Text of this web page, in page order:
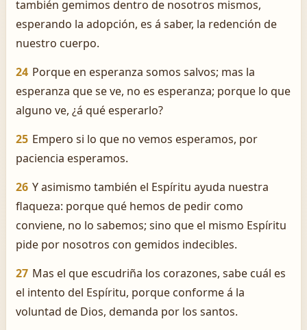
también gemimos dentro de nosotros mismos,
esperando la adopción, es á saber, la redención de
nuestro cuerpo.
24 Porque en esperanza somos salvos; mas la
esperanza que se ve, no es esperanza; porque lo que
alguno ve, ¿á qué esperarlo?
25 Empero si lo que no vemos esperamos, por
paciencia esperamos.
26 Y asimismo también el Espíritu ayuda nuestra
flaqueza: porque qué hemos de pedir como
conviene, no lo sabemos; sino que el mismo Espíritu
pide por nosotros con gemidos indecibles.
27 Mas el que escudriña los corazones, sabe cuál es
el intento del Espíritu, porque conforme á la
voluntad de Dios, demanda por los santos.